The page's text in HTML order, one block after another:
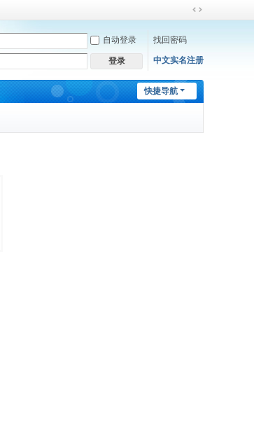
切
宽
自动登录 找回密码
登录 中文实名注册
快捷导航